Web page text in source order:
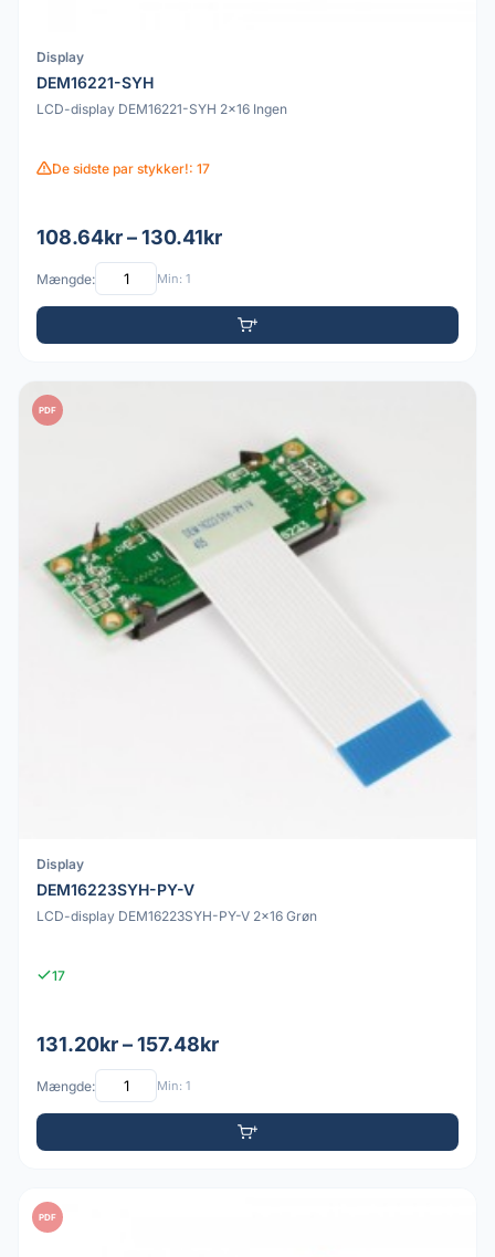
Display
DEM16221-SYH
LCD-display DEM16221-SYH 2x16 Ingen
De sidste par stykker!: 17
108.64kr – 130.41kr
Mængde: Min: 1
PDF
Display
DEM16223SYH-PY-V
LCD-display DEM16223SYH-PY-V 2x16 Grøn
17
131.20kr – 157.48kr
Mængde: Min: 1
PDF